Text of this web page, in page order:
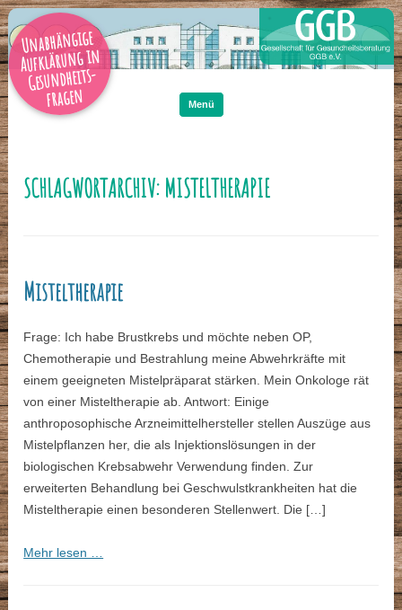
Unabhängige
Aufklärung in
Gesundheits-
fragen Menü
SCHLAGWORTARCHIV: MISTELTHERAPIE
Misteltherapie
Frage: Ich habe Brustkrebs und möchte neben OP,
Chemotherapie und Bestrahlung meine Abwehrkräfte mit
einem geeigneten Mistelpräparat stärken. Mein Onkologe rät
von einer Misteltherapie ab. Antwort: Einige
anthroposophische Arzneimittelhersteller stellen Auszüge aus
Mistelpflanzen her, die als Injektionslösungen in der
biologischen Krebsabwehr Verwendung finden. Zur
erweiterten Behandlung bei Geschwulstkrankheiten hat die
Misteltherapie einen besonderen Stellenwert. Die […]
Mehr lesen …